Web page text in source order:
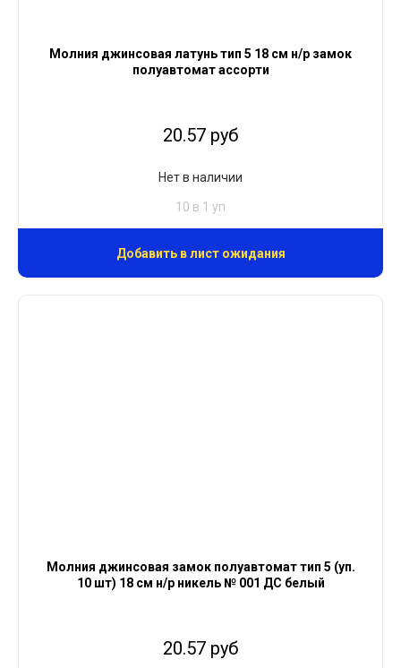
Молния джинсовая латунь тип 5 18 см н/р замок
полуавтомат ассорти
20.57 руб
Нет в наличии
10 в 1 уп
Добавить в лист ожидания
Молния джинсовая замок полуавтомат тип 5 (уп.
10 шт) 18 см н/р никель № 001 ДС белый
20.57 руб